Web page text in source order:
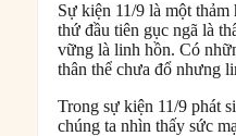
Sự kiện 11/9 là một
thứ đầu tiên gục ngã là
vững là linh hồn. Có
thân thể chưa đổ nhưng
Trong sự kiện 11/9 phát
chúng ta nhìn thấy sức